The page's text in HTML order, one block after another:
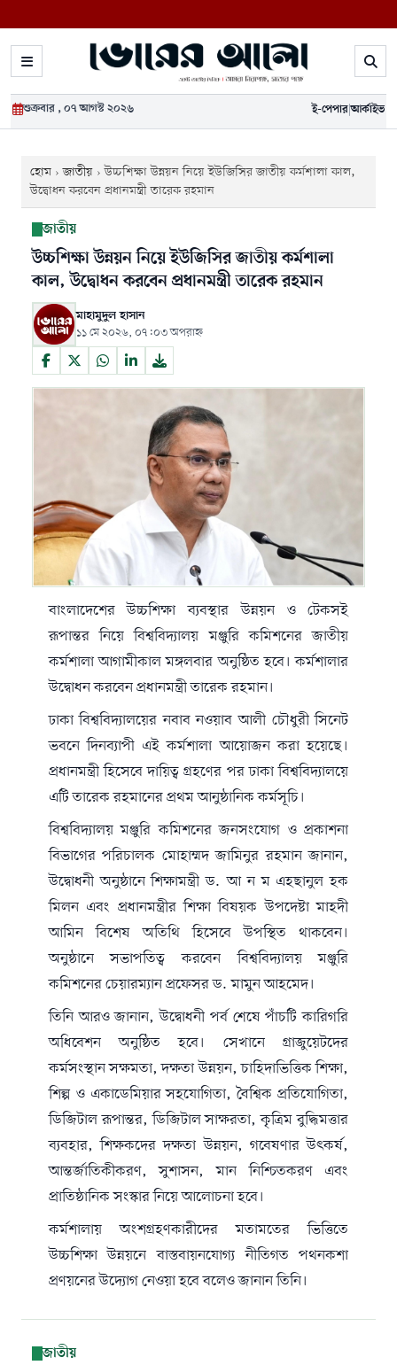
শুক্রবার , ০৭ আগস্ট ২০২৬ ই-পেপার|আর্কাইভ
হোম ›জাতীয় ›উচ্চশিক্ষা উন্নয়ন নিয়ে ইউজিসির জাতীয় কর্মশালা কাল,
উদ্বোধন করবেন প্রধানমন্ত্রী তারেক রহমান
জাতীয়
উচ্চশিক্ষা উন্নয়ন নিয়ে ইউজিসির জাতীয় কর্মশালা
কাল, উদ্বোধন করবেন প্রধানমন্ত্রী তারেক রহমান
মাহামুদুল হাসান
১১ মে ২০২৬, ০৭:০৩ অপরাহ্ন
বাংলাদেশের উচ্চশিক্ষা ব্যবস্থার উন্নয়ন ও টেকসই
রূপান্তর নিয়ে বিশ্ববিদ্যালয় মঞ্জুরি কমিশনের জাতীয়
কর্মশালা আগামীকাল মঙ্গলবার অনুষ্ঠিত হবে। কর্মশালার
উদ্বোধন করবেন প্রধানমন্ত্রী তারেক রহমান।
ঢাকা বিশ্ববিদ্যালয়ের নবাব নওয়াব আলী চৌধুরী সিনেট
ভবনে দিনব্যাপী এই কর্মশালা আয়োজন করা হয়েছে।
প্রধানমন্ত্রী হিসেবে দায়িত্ব গ্রহণের পর ঢাকা বিশ্ববিদ্যালয়ে
এটি তারেক রহমানের প্রথম আনুষ্ঠানিক কর্মসূচি।
বিশ্ববিদ্যালয় মঞ্জুরি কমিশনের জনসংযোগ ও প্রকাশনা
বিভাগের পরিচালক মোহাম্মদ জামিনুর রহমান জানান,
উদ্বোধনী অনুষ্ঠানে শিক্ষামন্ত্রী ড. আ ন ম এহছানুল হক
মিলন এবং প্রধানমন্ত্রীর শিক্ষা বিষয়ক উপদেষ্টা মাহদী
আমিন বিশেষ অতিথি হিসেবে উপস্থিত থাকবেন।
অনুষ্ঠানে সভাপতিত্ব করবেন বিশ্ববিদ্যালয় মঞ্জুরি
কমিশনের চেয়ারম্যান প্রফেসর ড. মামুন আহমেদ।
তিনি আরও জানান, উদ্বোধনী পর্ব শেষে পাঁচটি কারিগরি
অধিবেশন অনুষ্ঠিত হবে। সেখানে গ্রাজুয়েটদের
কর্মসংস্থান সক্ষমতা, দক্ষতা উন্নয়ন, চাহিদাভিত্তিক শিক্ষা,
শিল্প ও একাডেমিয়ার সহযোগিতা, বৈশ্বিক প্রতিযোগিতা,
ডিজিটাল রূপান্তর, ডিজিটাল সাক্ষরতা, কৃত্রিম বুদ্ধিমত্তার
ব্যবহার, শিক্ষকদের দক্ষতা উন্নয়ন, গবেষণার উৎকর্ষ,
আন্তর্জাতিকীকরণ, সুশাসন, মান নিশ্চিতকরণ এবং
প্রাতিষ্ঠানিক সংস্কার নিয়ে আলোচনা হবে।
কর্মশালায় অংশগ্রহণকারীদের মতামতের ভিত্তিতে
উচ্চশিক্ষা উন্নয়নে বাস্তবায়নযোগ্য নীতিগত পথনকশা
প্রণয়নের উদ্যোগ নেওয়া হবে বলেও জানান তিনি।
জাতীয়